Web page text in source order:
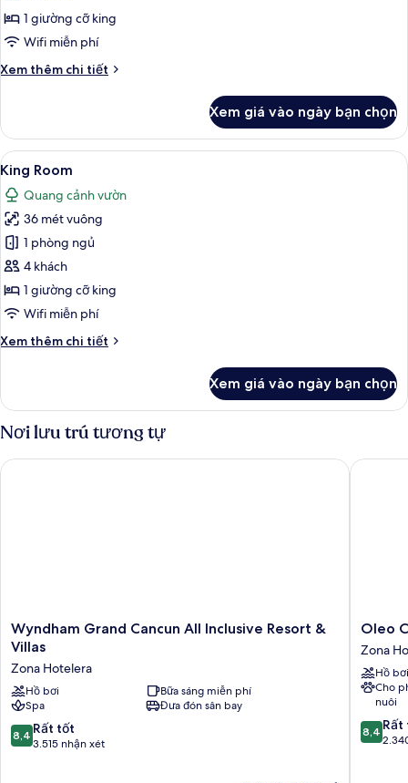
Suite
Ocean
King
1 giường cỡ king
Wifi miễn phí
Xem thêm chi tiết
Chi
Junior
Suite
Ocean
View
King
Xem giá vào ngày bạn chọn
Xem
tất
cả
ảnh
King
Room
Bộ đồ giường cao cấp, minibar với
3
King Room
Quang cảnh vườn
36 mét vuông
1 phòng ngủ
4 khách
1 giường cỡ king
Wifi miễn phí
Xem thêm chi tiết
Chi
King
Xem giá vào ngày bạn chọn
Nơi lưu trú tương tự
Wyndham
Grand
All
Inclusive
Resort
&
Villas
Wyndham Grand Cancun All Inclusive Resort &
Villas
Zona Hotelera
Hồ bơi
Bữa sáng miễn phí
Spa
Đưa đón sân bay
8.4
trên
8,4 Rất tốt
3.515 nhận xét
Wyndham Grand Cancun All Inclusive Resort & Villas
Oleo
Cancun
Playa
All
Inclusive
Resort
Zona
Hotelera
Oleo
Zona
Hồ bơi
Cho
nuôi
8.4
trên
8,4 Rất
Oleo